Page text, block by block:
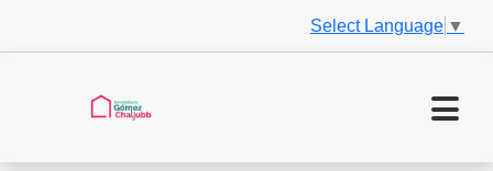
Select Language ▼